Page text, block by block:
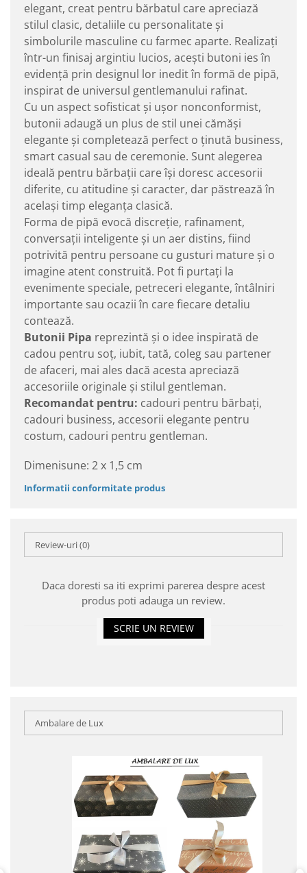
elegant, creat pentru bărbatul care apreciază
stilul clasic, detaliile cu personalitate și
simbolurile masculine cu farmec aparte. Realizați
într-un finisaj argintiu lucios, acești butoni ies în
evidență prin designul lor inedit în formă de pipă,
inspirat de universul gentlemanului rafinat.
Cu un aspect sofisticat și ușor nonconformist,
butonii adaugă un plus de stil unei cămăși
elegante și completează perfect o ținută business,
smart casual sau de ceremonie. Sunt alegerea
ideală pentru bărbații care își doresc accesorii
diferite, cu atitudine și caracter, dar păstrează în
același timp eleganța clasică.
Forma de pipă evocă discreție, rafinament,
conversații inteligente și un aer distins, fiind
potrivită pentru persoane cu gusturi mature și o
imagine atent construită. Pot fi purtați la
evenimente speciale, petreceri elegante, întâlniri
importante sau ocazii în care fiecare detaliu
contează.
Butonii Pipa reprezintă și o idee inspirată de
cadou pentru soț, iubit, tată, coleg sau partener
de afaceri, mai ales dacă acesta apreciază
accesoriile originale și stilul gentleman.
Recomandat pentru: cadouri pentru bărbați,
cadouri business, accesorii elegante pentru
costum, cadouri pentru gentleman.
Dimenisune: 2 x 1,5 cm
Informatii conformitate produs
Review-uri(0)
Daca doresti sa iti exprimi parerea despre acest
produs poti adauga un review.
SCRIE UN REVIEW
Ambalare de Lux